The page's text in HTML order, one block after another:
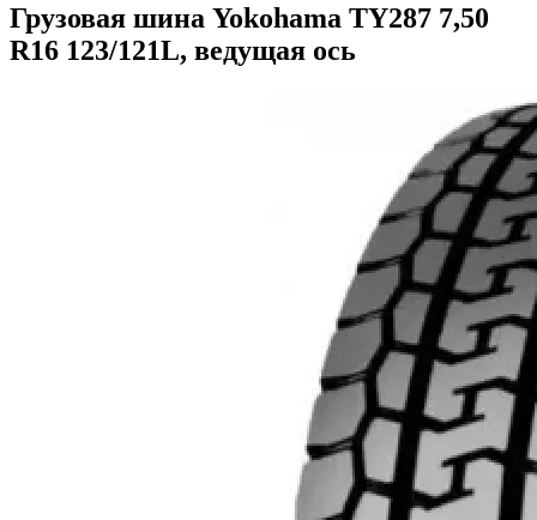
Грузовая шина Yokohama TY287 7,50
R16 123/121L, ведущая ось